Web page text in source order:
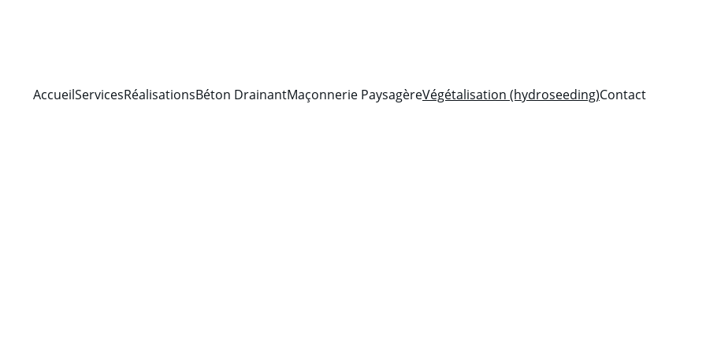
AccueilServicesRéalisationsBéton DrainantMaçonnerie PaysagèreVégétalisation (hydroseeding)Contact